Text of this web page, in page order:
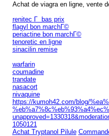
Achat de viagra en ligne, vente
renitec Г bas prix
flagyl bon marchГ©
periactine bon marchГ©
tenoretic en ligne
sinacilin remise
warfarin
coumadine
trandate
nasacort
nivaquine
https://kumoh42.com/blog/
1050121
Achat Tryptanol Pilule